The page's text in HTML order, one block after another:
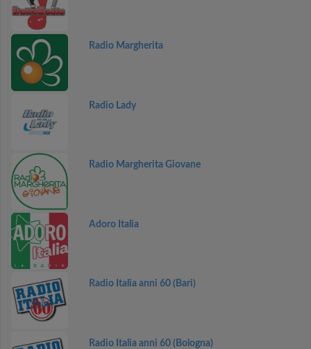
Radio Margherita
Radio Lady
Radio Margherita Giovane
Adoro Italia
Radio Italia anni 60 (Bari)
Radio Italia anni 60 (Bologna)